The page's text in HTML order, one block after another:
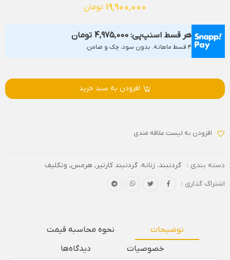
19,900,000 تومان
هر قسط اسنپ‌پی: 4,975,000 تومان
۴ قسط ماهانه. بدون سود، چک و ضامن.
افزودن به سبد خرید
افزودن به لیست علاقه مندی
دسته بندی : گردنبند، زنانه، گردنبند کارتیر, هرمس, ونکلیف
اشتراک گذاری :
توضیحات
نحوه محاسبه قیمت
خصوصیات
دیدگاه‌ها